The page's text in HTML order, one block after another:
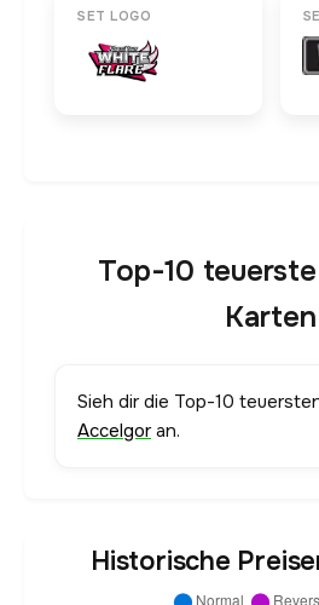
SET LOGO
Top-10
Karten
Sieh dir die Top-10
Accelgoran.
Historische